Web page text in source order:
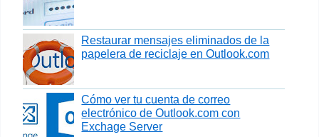
Restaurar mensajes eliminados de la
papelera de reciclaje en Outlook.com
Cómo ver tu cuenta de correo
electrónico de Outlook.com con
Exchage Server